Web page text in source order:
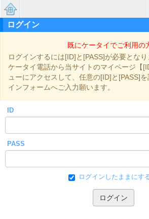
無料で
っと大
小説
ログイン
既にケータイでご利用の
ログインするには[ID]と[PASS]が必要とな
ケータイ電話から当サイトのマイページ【
ューにアクセスして、任意の[ID]と[PASS]
インフォームへご入力願います。
ID
PASS
ログインしたままにす